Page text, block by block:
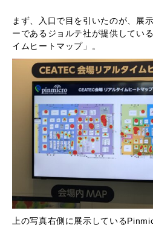
まず、入口で目を引いたのが、展
ーであるジョルテ社が提供してい
イムヒートマップ」。
上の写真右側に展示している